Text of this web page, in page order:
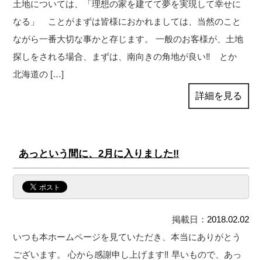
土地については、「理想の家を建てて夢を実現して幸せに
なる」 ことがまずは皆様におかれましては、当然のこと
ながら一番大切な事かと存じます。 一般のお客様が、土地
探しをされる場合、まずは、南向きの角地が良い‼ とか
北海道の […]
詳細を見る
あっという間に、2月に入りました‼
掲載日： 2018.02.02
いつも本ホームページを見ていただき、本当にありがとう
ございます。 心から感謝申し上げます‼ 早いもので、あっ